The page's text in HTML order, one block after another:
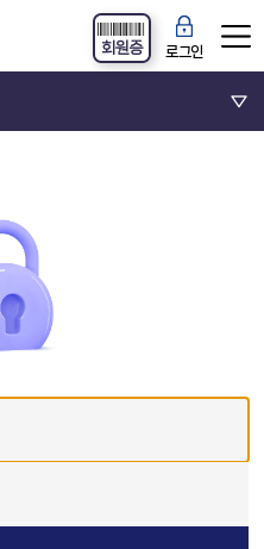
로그인
회원증